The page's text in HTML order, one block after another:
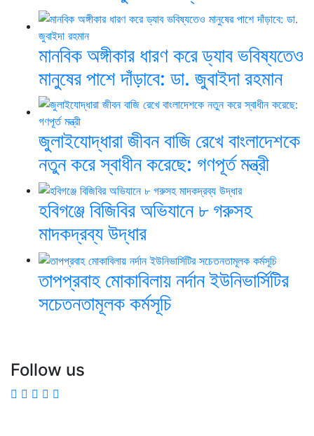
মানবিক অঙ্গীকার ধারণ করে ড্যাব ভবিষ্যতেও
মানুষের পাশে দাঁড়াবে: ডা. জুবাইদা রহমান
জুলাইযোদ্ধারা জীবন বাজি রেখে বাংলাদেশকে
নতুন করে স্বাধীন করেছে: গণপূর্ত মন্ত্রী
হবিগঞ্জে বিজিবির অভিযানে ৮ গরুসহ
মাদকদ্রব্য উদ্ধার
তাপপ্রবাহ মোকাবিলায় নর্দান ইউনিভার্সিটির
সচেতনতামূলক কর্মসূচি
Follow us